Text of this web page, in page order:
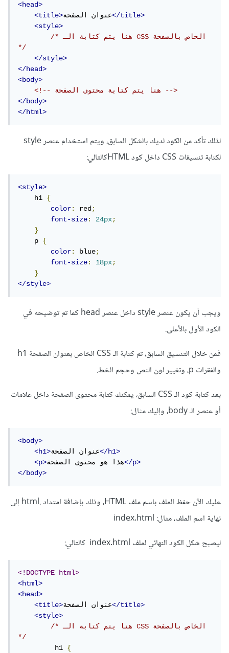
<head>
<title>عنوان الصفحة</title>
<style>
/* هنا يتم كتابة الـ CSS الخاص بالصفحة
*/
</style>
</head>
<body>
<!-- هنا يتم كتابة محتوى الصفحة -->
</body>
</html>
لذلك تأكد من الكود لديك بالشكل السابق، ويتم استخدام عنصر style
لكتابة تنسيقات CSS داخل كود HTMLكالتالي:
<style>
    h1
{
color: red;
font-size: 24px;
}
    p
{
color: blue;
font-size: 18px;
}
</style>
ويجب أن يكون عنصر style داخل عنصر head كما تم توضيحه في
الكود الأول بالأعلى.
فمن خلال التنسيق السابق، تم كتابة الـ CSS الخاص بعنوان الصفحة h1
والفقرات p، وتغيير لون النص وحجم الخط.
بعد كتابة كود الـ CSS السابق، يمكنك كتابة محتوى الصفحة داخل علامات
أو عنصر الـ body، وإليك مثال:
<body>
<h1>عنوان الصفحة</h1>
<p>هذا هو محتوى الصفحة</p>
</body>
عليك الآن حفظ الملف باسم ملف HTML، وذلك بإضافة امتداد .html إلى
نهاية اسم الملف، مثال: index.html
ليصبح شكل الكود النهائي لملف index.html كالتالي:
<!DOCTYPE html>
<html>
<head>
<title>عنوان الصفحة</title>
<style>
/* هنا يتم كتابة الـ CSS الخاص بالصفحة
*/
         h1
{